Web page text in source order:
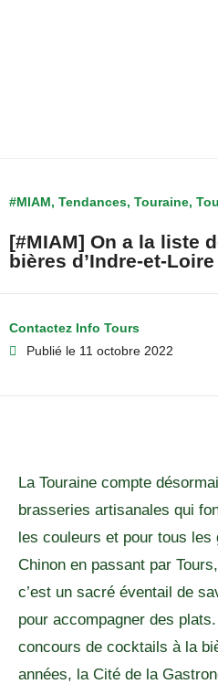
#MIAM, Tendances, Touraine,
[#MIAM] On a la liste
bières d’Indre-et-Loire
Contactez Info Tours
Publié le 11 octobre 2022
La Touraine compte
brasseries artisanales qui
les couleurs et pour tous les
Chinon en passant par
c’est un sacré éventail de
pour accompagner des
concours de cocktails à la
années, la Cité de la